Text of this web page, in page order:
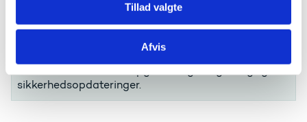
Tillad valgte
Afvis
Opdatering til version er 1.7.28.
sikkerhedsopdateringer.